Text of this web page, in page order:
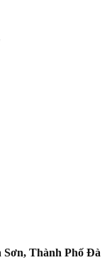
Thành Phố Đà